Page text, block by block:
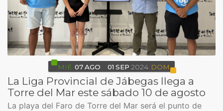
MIÉ 07AGO 01 SEP 2024 DOM
La Liga Provincial de Jábegas llega a
Torre del Mar este sábado 10 de agosto
La playa del Faro de Torre del Mar será el punto de